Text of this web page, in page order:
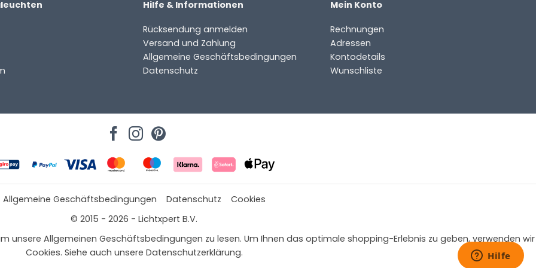
Hilfe & Informationen
Rücksendung anmelden
Versand und Zahlung
Allgemeine Geschäftsbedingungen
Datenschutz
Mein Konto
Rechnungen
Adressen
Kontodetails
Wunschliste
Allgemeine Geschäftsbedingungen Datenschutz
Cookies
© 2015 - 2026 - Lichtxpert B.V.
um unsere Allgemeinen Geschäftsbedingungen zu lesen. Um Ihnen das optimale shopping-Erlebnis zu geben, verwenden wir
Cookies. Siehe auch unsere Datenschutzerklärung.